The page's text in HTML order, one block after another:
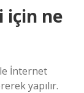
için ne
İnternet
yapılır.